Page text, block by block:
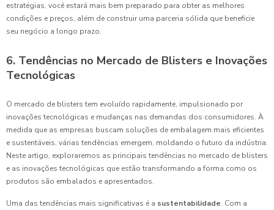
estratégias, você estará mais bem preparado para obter as melhores
condições e preços, além de construir uma parceria sólida que beneficie
seu negócio a longo prazo.
6. Tendências no Mercado de Blisters e Inovações
Tecnológicas
O mercado de blisters tem evoluído rapidamente, impulsionado por
inovações tecnológicas e mudanças nas demandas dos consumidores. À
medida que as empresas buscam soluções de embalagem mais eficientes
e sustentáveis, várias tendências emergem, moldando o futuro da indústria.
Neste artigo, exploraremos as principais tendências no mercado de blisters
e as inovações tecnológicas que estão transformando a forma como os
produtos são embalados e apresentados.
Uma das tendências mais significativas é a sustentabilidade. Com a